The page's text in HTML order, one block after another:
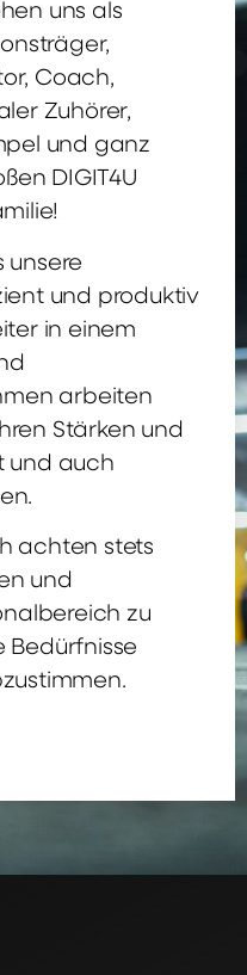
uns als
Coach,
Zuhörer,
und ganz
DIGIT4U
unsere
und produktiv
in einem
arbeiten
Stärken und
und auch
achten stets
und
zu
Bedürfnisse